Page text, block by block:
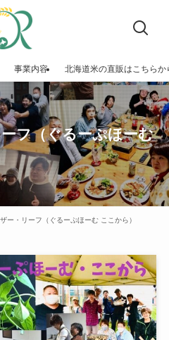
事業内容 北海道米の直販はこちらか
フ（ぐるーぷほーむ
ー・リーフ（ぐるーぷほーむ ここから）